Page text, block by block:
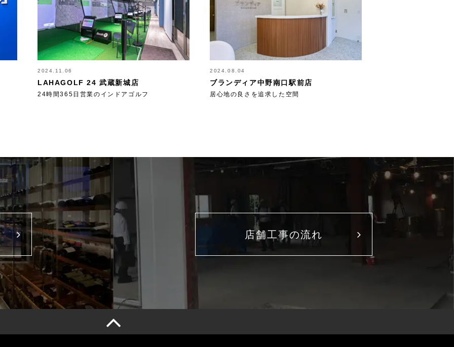
2024.11.06
LAHAGOLF 24 武蔵新城店
24時間365日営業のインドアゴルフ
2024.08.04
ブランディア中野南口駅前店
居心地の良さを追求した空間
店舗工事の流れ